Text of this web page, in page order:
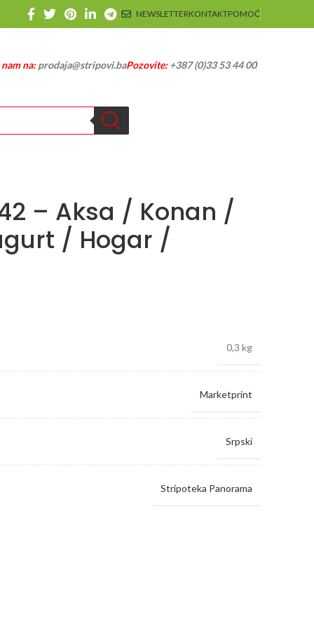
NEWSLETTERKONTAKTPOMOĆ
na:prodaja@stripovi.baPozovite:+387 (0)33 53 44 00
– Aksa / Konan /
/ Hogar /
0,3 kg
Marketprint
Srpski
Stripoteka Panorama